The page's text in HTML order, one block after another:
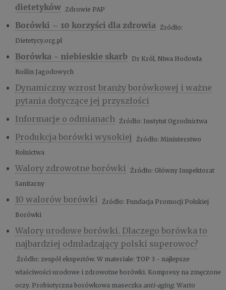
dietetyków Zdrowie PAP
Borówki – 10 korzyści dla zdrowia Źródło:
Dietetycy.org.pl
Borówka - niebieskie skarb
Dr Król, Niwa Hodowla
Roślin Jagodowych
Dynamiczny wzrost branży borówkowej i ważne
pytania dotyczące jej przyszłości
Informacje o odmianach Źródło: Instytut Ogrodnictwa
Produkcja borówki wysokiej
Źródło: Ministerstwo
Rolnictwa
Walory zdrowotne borówki Źródło: Główny Inspektorat
Sanitarny
10 walorów borówki Źródło: Fundacja Promocji Polskiej
Borówki
Walory urodowe borówki. Dlaczego borówka to
najbardziej odmładzający polski superowoc?
Źródło: zespół ekspertów. W materiale: TOP 3 - najlepsze
właściwości urodowe i zdrowotne borówki. Kompresy na zmęczone
oczy. Probiotyczna borówkowa maseczka anti-aging. Warto